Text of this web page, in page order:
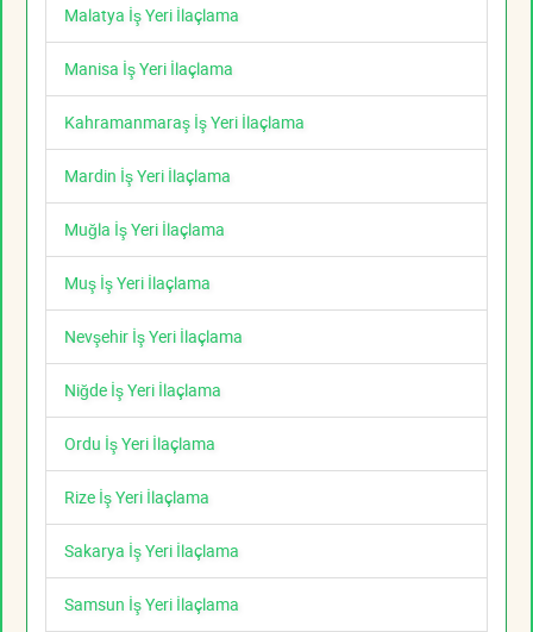
Malatya İş Yeri İlaçlama
Manisa İş Yeri İlaçlama
Kahramanmaraş İş Yeri İlaçlama
Mardin İş Yeri İlaçlama
Muğla İş Yeri İlaçlama
Muş İş Yeri İlaçlama
Nevşehir İş Yeri İlaçlama
Niğde İş Yeri İlaçlama
Ordu İş Yeri İlaçlama
Rize İş Yeri İlaçlama
Sakarya İş Yeri İlaçlama
Samsun İş Yeri İlaçlama